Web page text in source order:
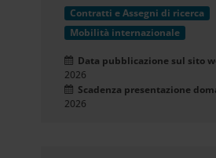
Contratti e Assegni di ricerca
Mobilità internazionale
Data pubblicazione sul sito
2026
Scadenza presentazione
2026